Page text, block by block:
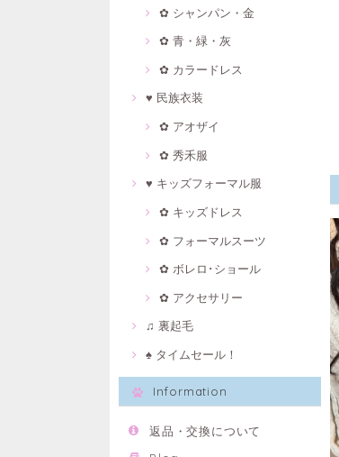
✿ シャンパン・金
✿ 青・緑・灰
✿ カラードレス
♥ 民族衣装
✿ アオザイ
✿ 秀禾服
♥ キッズフォーマル服
✿ キッズドレス
✿ フォーマルスーツ
✿ ボレロ･ショール
✿ アクセサリー
♫ 裏起毛
♠ タイムセール！
Information
返品・交換について